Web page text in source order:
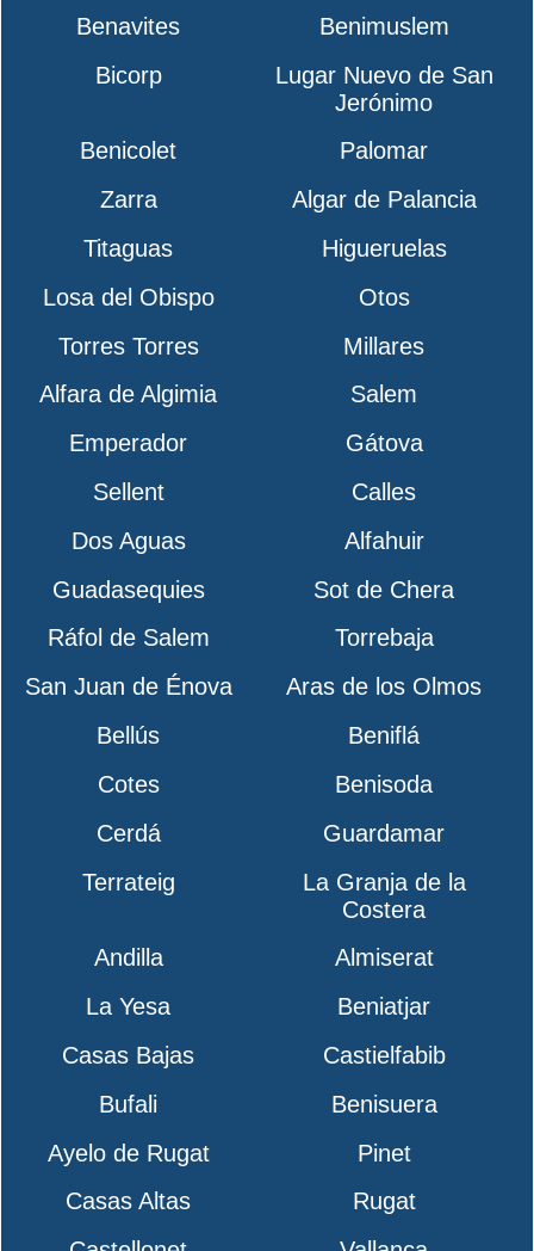
Benavites
Benimuslem
Bicorp
Lugar Nuevo de San
Jerónimo
Benicolet
Palomar
Zarra
Algar de Palancia
Titaguas
Higueruelas
Losa del Obispo
Otos
Torres Torres
Millares
Alfara de Algimia
Salem
Emperador
Gátova
Sellent
Calles
Dos Aguas
Alfahuir
Guadasequies
Sot de Chera
Ráfol de Salem
Torrebaja
San Juan de Énova
Aras de los Olmos
Bellús
Beniflá
Cotes
Benisoda
Cerdá
Guardamar
Terrateig
La Granja de la
Costera
Andilla
Almiserat
La Yesa
Beniatjar
Casas Bajas
Castielfabib
Bufali
Benisuera
Ayelo de Rugat
Pinet
Casas Altas
Rugat